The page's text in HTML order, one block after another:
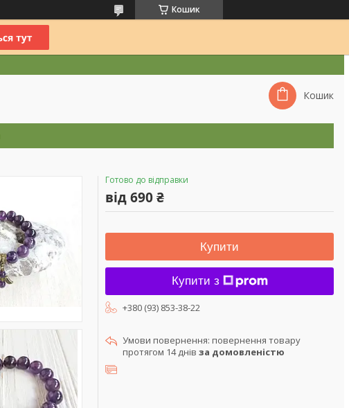
Кошик
Кошик
Готово до відправки
від690 ₴
Купити
Купити з
+380 (93) 853-38-22
повернення товару
протягом 14 днів за домовленістю